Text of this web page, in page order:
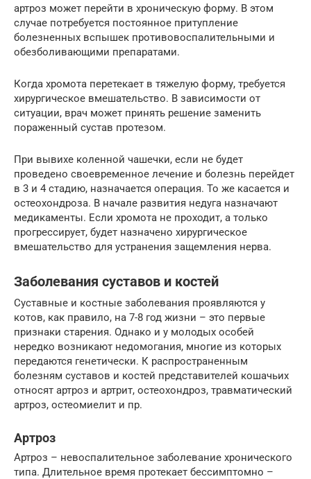
артроз может перейти в хроническую форму. В этом
случае потребуется постоянное притупление
болезненных вспышек противовоспалительными и
обезболивающими препаратами.
Когда хромота перетекает в тяжелую форму, требуется
хирургическое вмешательство. В зависимости от
ситуации, врач может принять решение заменить
пораженный сустав протезом.
При вывихе коленной чашечки, если не будет
проведено своевременное лечение и болезнь перейдет
в 3 и 4 стадию, назначается операция. То же касается и
остеохондроза. В начале развития недуга назначают
медикаменты. Если хромота не проходит, а только
прогрессирует, будет назначено хирургическое
вмешательство для устранения защемления нерва.
Заболевания суставов и костей
Суставные и костные заболевания проявляются у
котов, как правило, на 7-8 год жизни – это первые
признаки старения. Однако и у молодых особей
нередко возникают недомогания, многие из которых
передаются генетически. К распространенным
болезням суставов и костей представителей кошачьих
относят артроз и артрит, остеохондроз, травматический
артроз, остеомиелит и пр.
Артроз
Артроз – невоспалительное заболевание хронического
типа. Длительное время протекает бессимптомно –